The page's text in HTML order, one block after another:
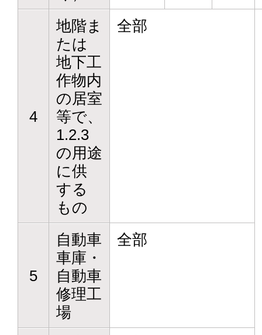
4
地階ま
たは
地下工
作物内
の居室
等で、
1.2.3
の用途
に供
する
もの
全部
5
自動車
車庫・
自動車
修理工
場
全部